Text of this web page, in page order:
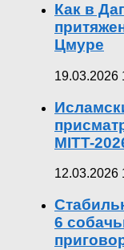
Как в
Цмуре
19.03.2026
MITT-
12.03.2026
6